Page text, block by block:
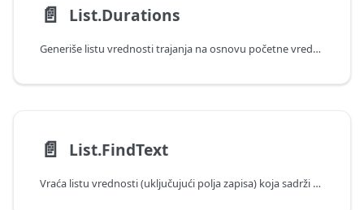
📄️ List.Durations
Generiše listu vrednosti trajanja na osnovu početne vrednosti, broja i inkrementalne vrednosti trajanja.
📄️ List.FindText
Vraća listu vrednosti (uključujući polja zapisa) koja sadrži navedeni tekst.